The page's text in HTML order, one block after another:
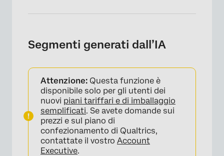
Segmenti generati dall’IA
Attenzione: Questa funzione è
disponibile solo per gli utenti dei
nuovi piani tariffari e di imballaggio
semplificati. Se avete domande sui
prezzi e sul piano di
confezionamento di Qualtrics,
contattate il vostro Account
Executive.